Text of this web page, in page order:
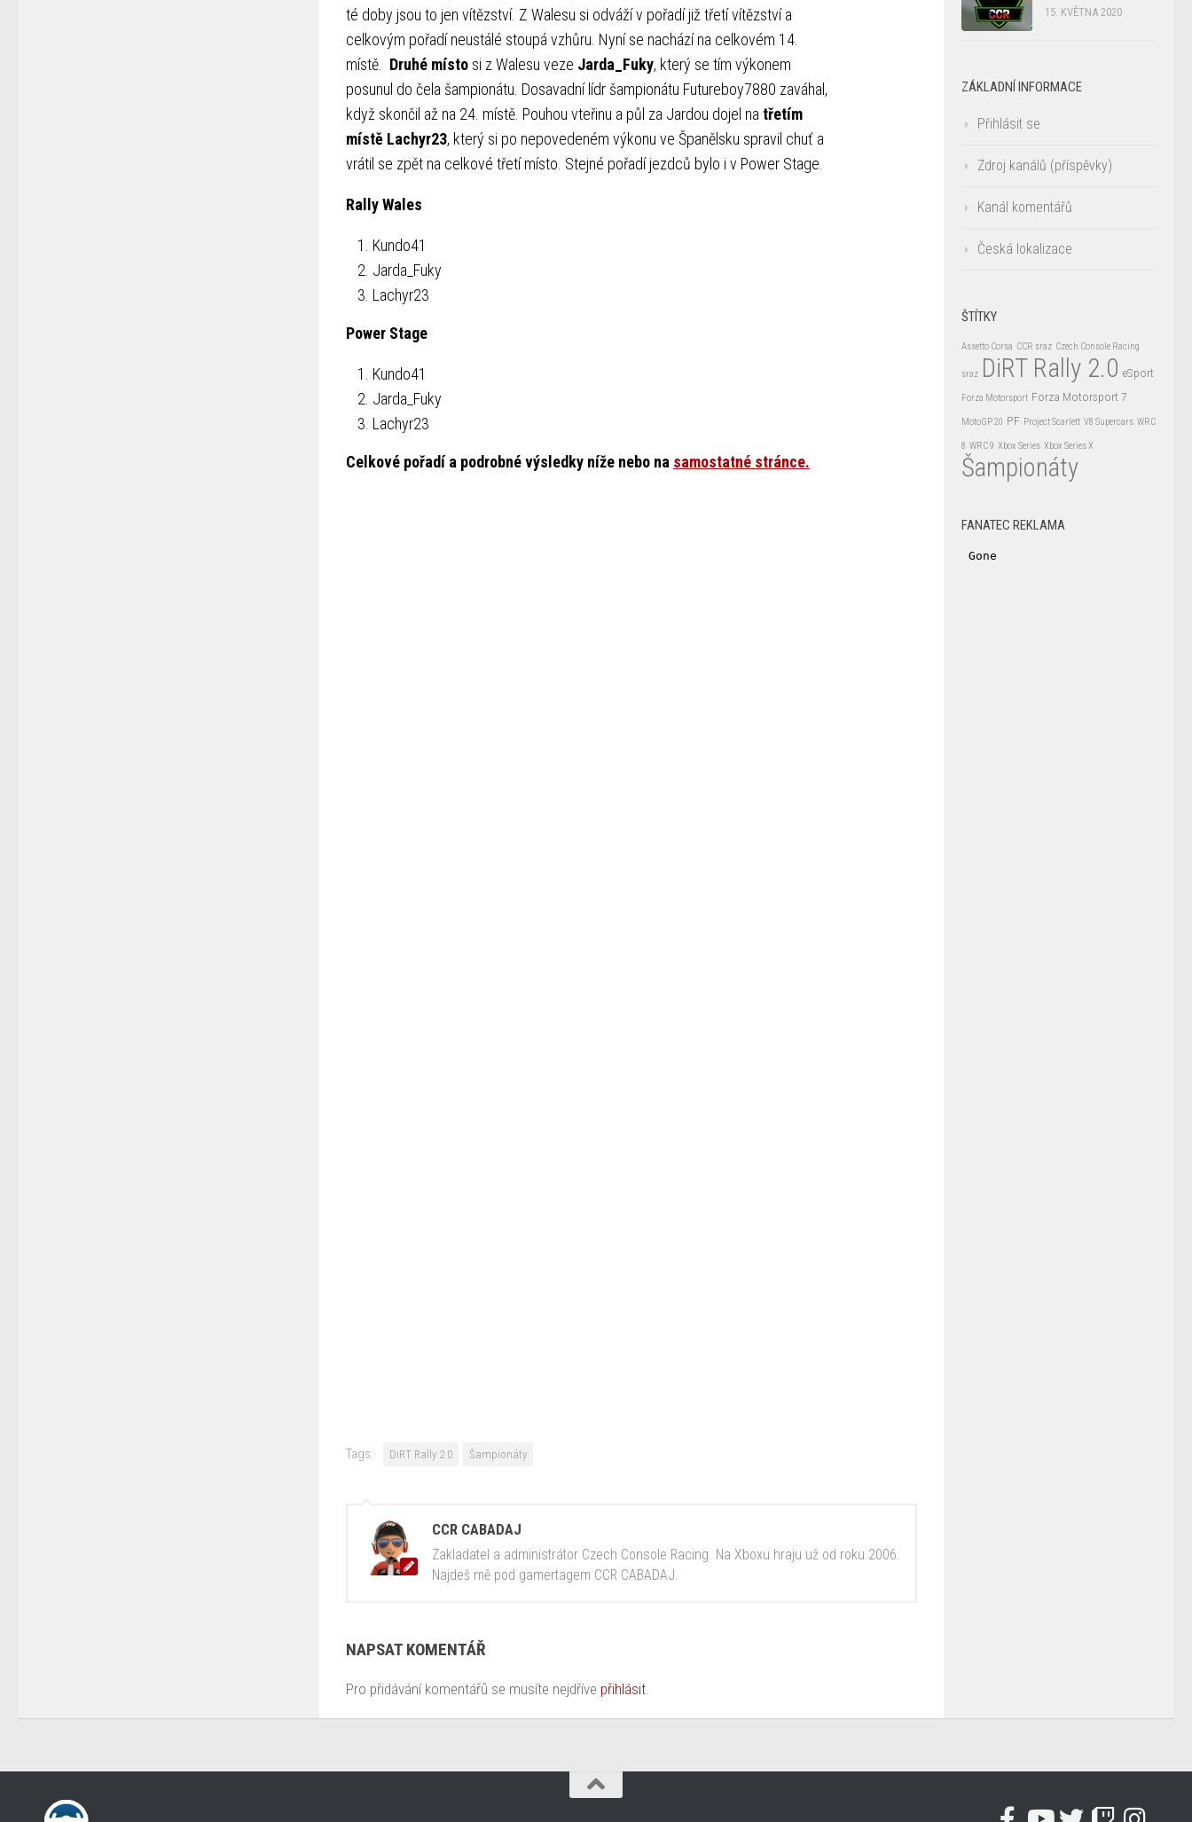
té doby jsou to jen vítězství. Z Walesu si odváží v pořadí již třetí vítězství a
celkovým pořadí neustálé stoupá vzhůru. Nyní se nachází na celkovém 14.
místě. Druhé místo si z Walesu veze Jarda_Fuky, který se tím výkonem
posunul do čela šampionátu. Dosavadní lídr šampionátu Futureboy7880 zaváhal,
když skončil až na 24. místě. Pouhou vteřinu a půl za Jardou dojel na třetím
místě Lachyr23, který si po nepovedeném výkonu ve Španělsku spravil chuť a
vrátil se zpět na celkové třetí místo. Stejné pořadí jezdců bylo i v Power Stage.
Rally Wales
Kundo41
Jarda_Fuky
Lachyr23
Power Stage
Kundo41
Jarda_Fuky
Lachyr23
Celkové pořadí a podrobné výsledky níže nebo na samostatné stránce.
Tags: DiRT Rally 2.0 Šampionáty
CCR CABADAJ
Zakladatel a administrátor Czech Console Racing. Na Xboxu hraju už od roku 2006.
Najdeš mě pod gamertagem CCR CABADAJ.
NAPSAT KOMENTÁŘ
Pro přidávání komentářů se musíte nejdříve přihlásit
15. KVĚTNA 2020
ZÁKLADNÍ INFORMACE
Přihlásit se
Zdroj kanálů (příspěvky)
Kanál komentářů
Česká lokalizace
ŠTÍTKY
Assetto Corsa CCR sraz Czech Console Racing
sraz DiRT Rally 2.0 eSport
Forza Motorsport Forza Motorsport 7
MotoGP 20 PF Project Scarlett V8 Supercars WRC
8 WRC 9 Xbox Series Xbox Series X
Šampionáty
FANATEC REKLAMA